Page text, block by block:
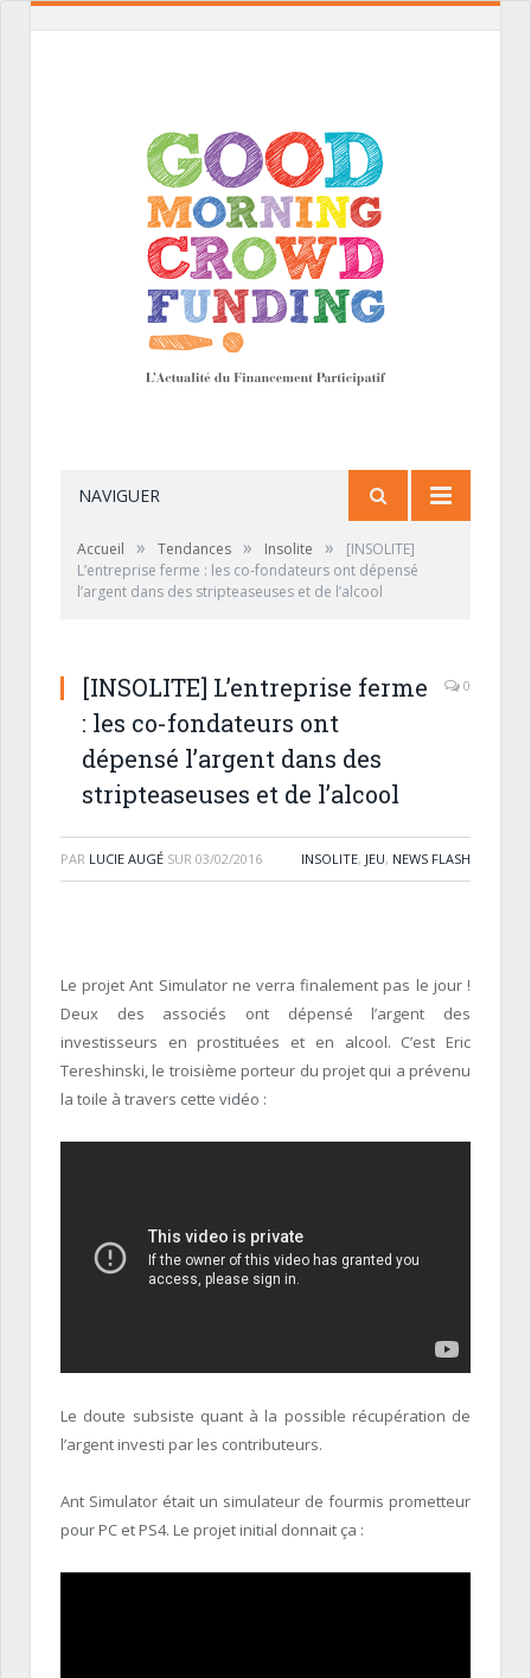
NAVIGUER
Accueil » Tendances » Insolite »
[INSOLITE]
L’entreprise ferme : les co-fondateurs ont dépensé
l’argent dans des stripteaseuses et de l’alcool
[INSOLITE] L’entreprise ferme
: les co-fondateurs ont
dépensé l’argent dans des
stripteaseuses et de l’alcool
0
PAR LUCIE AUGÉ SUR 03/02/2016 INSOLITE, JEU, NEWS FLASH
Le projet Ant Simulator ne verra finalement pas le jour !
Deux des associés ont dépensé l’argent des
investisseurs en prostituées et en alcool. C’est Eric
Tereshinski, le troisième porteur du projet qui a prévenu
la toile à travers cette vidéo :
Le doute subsiste quant à la possible récupération de
l’argent investi par les contributeurs.
Ant Simulator était un simulateur de fourmis prometteur
pour PC et PS4. Le projet initial donnait ça :